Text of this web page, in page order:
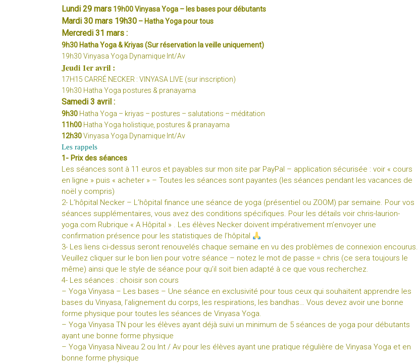
Lundi 29 mars 19h00 Vinyasa Yoga – les bases pour débutants
Mardi 30 mars 19h30 – Hatha Yoga pour tous
Mercredi 31 mars :
9h30 Hatha Yoga & Kriyas(Sur réservation la veille uniquement)
19h30 Vinyasa Yoga Dynamique Int/Av
Jeudi 1er avril :
17H15 CARRÉ NECKER : VINYASA LIVE (sur inscription)
19h30 Hatha Yoga postures & pranayama
Samedi 3 avril :
9h30 Hatha Yoga – kriyas – postures – salutations – méditation
11h00 Hatha Yoga holistique, postures & pranayama
12h30Vinyasa Yoga Dynamique Int/Av
Les rappels
1- Prix des séances
Les séances sont à 11 euros et payables sur mon site par PayPal – application sécurisée : voir « cours
en ligne » puis « acheter » – Toutes les séances sont payantes (les séances pendant les vacances de
noël y compris)
2- L’hôpital Necker – L’hôpital finance une séance de yoga (présentiel ou ZOOM) par semaine. Pour vos
séances supplémentaires, vous avez des conditions spécifiques. Pour les détails voir chris-laurion-
yoga.com Rubrique « A Hôpital » . Les élèves Necker doivent impérativement m’envoyer une
confirmation présence pour les statistiques de l’hôpital
3- Les liens ci-dessus seront renouvelés chaque semaine en vu des problèmes de connexion encourus.
Veuillez cliquer sur le bon lien pour votre séance – notez le mot de passe = chris (ce sera toujours le
même) ainsi que le style de séance pour qu’il soit bien adapté à ce que vous recherchez.
4- Les séances : choisir son cours
– Yoga Vinyasa – Les bases – Une séance en exclusivité pour tous ceux qui souhaitent apprendre les
bases du Vinyasa, l’alignement du corps, les respirations, les bandhas… Vous devez avoir une bonne
forme physique pour toutes les séances de Vinyasa Yoga.
– Yoga Vinyasa TN pour les élèves ayant déjà suivi un minimum de 5 séances de yoga pour débutants
ayant une bonne forme physique
– Yoga Vinyasa Niveau 2 ou Int / Av pour les élèves ayant une pratique régulière de Vinyasa Yoga et en
bonne forme physique